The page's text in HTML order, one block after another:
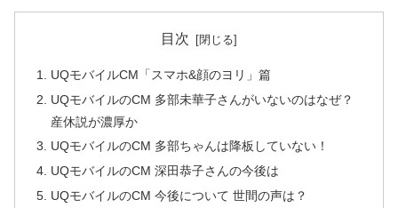
目次
UQモバイルCM「スマホ&顔のヨリ」篇
UQモバイルのCM 多部未華子さんがいないのはなぜ？
産休説が濃厚か
UQモバイルのCM 多部ちゃんは降板していない！
UQモバイルのCM 深田恭子さんの今後は
UQモバイルのCM 今後について 世間の声は？